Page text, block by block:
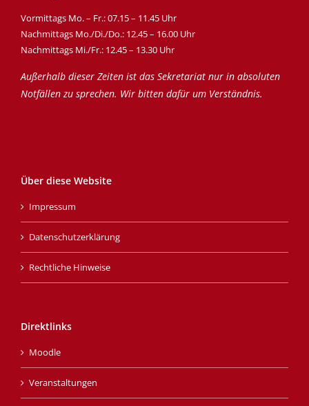
Vormittags Mo. – Fr.: 07.15 – 11.45 Uhr
Nachmittags Mo./Di./Do.: 12.45 – 16.00 Uhr
Nachmittags Mi./Fr.: 12.45 – 13.30 Uhr
Außerhalb dieser Zeiten ist das Sekretariat nur in absoluten
Notfällen zu sprechen. Wir bitten dafür um Verständnis.
Über diese Website
Impressum
Datenschutzerklärung
Rechtliche Hinweise
Direktlinks
Moodle
Veranstaltungen